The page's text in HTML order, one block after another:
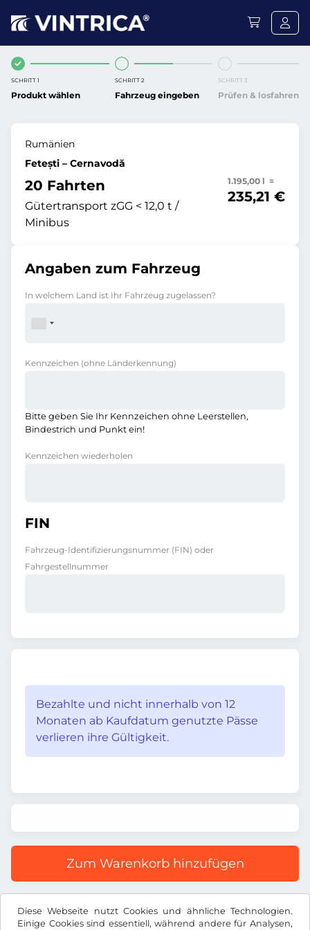
Diese Webseite nutzt Cookies und ähnliche Technologien.
Einige Cookies sind essentiell, während andere für Analysen,
SCHRITT 1
Produkt wählen
SCHRITT 2
Fahrzeug eingeben
SCHRITT 3
Prüfen & losfahren
Rumänien
Fetești – Cernavodă
20 Fahrten
Gütertransport zGG < 12,0 t /
Minibus
1.195,00 l =
235,21 €
Angaben zum Fahrzeug
In welchem Land ist Ihr Fahrzeug zugelassen?
Kennzeichen (ohne Länderkennung)
Bitte geben Sie Ihr Kennzeichen ohne Leerstellen,
Bindestrich und Punkt ein!
Kennzeichen wiederholen
FIN
Fahrzeug-Identifizierungsnummer (FIN) oder
Fahrgestellnummer
Bezahlte und nicht innerhalb von 12
Monaten ab Kaufdatum genutzte Pässe
verlieren ihre Gültigkeit.
Zum Warenkorb hinzufügen
Alle Preise inkl. gesetzlicher MwSt.